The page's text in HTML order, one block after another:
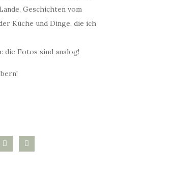
Geschichten vom
Küche und Dinge, die ich
die Fotos sind analog!
pinterest
mail